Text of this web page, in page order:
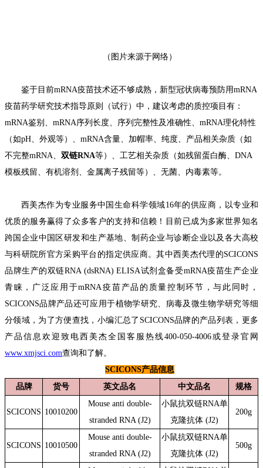
（ 图片来源于网络）
鉴于目前mRNA疫苗技术还不够成熟， 新型冠状病毒预防用mRNA
疫苗药学研究技术指导原则（试行） 中， 建议考虑的质控项目 有 ：
mRNA鉴别、 mRNA序列长度、序列完整性及准确性、 mRNA理化特性
（如pH、外观等）、 mRNA含量、加帽率、纯度、产品相关杂质（如
不完整mRNA、 双链RNA等）、工艺相关杂质（如残留蛋白酶、 DNA
模板残留、有机溶剂、 金属离子残留等）、无菌、内毒素等。
西美杰作为专业服务中国生命科学领域16年的供应商， 以专业和
优质的服务赢得了众多客户的支持和信赖！目前已成为多家世界知名
跨国企业中国区研发和生产基地、制药企业与诊断企业以及各大高校
与科研院所官方采购平台的指定供应商。其中西美杰代理的SCICONS
品牌生产的双链RNA (dsRNA) ELISA试剂盒备受mRNA疫苗生产企业
青睐， 广泛 应 用于mRNA疫苗产品的 质量控制环节 ，与此同时，
SCICONS品牌产品还可应用于植物学研究、病毒及微生物学研究等细
分领域，为了方便查找，小编汇总了 SCICONS品牌的产品列表 ，更多
产品信息欢迎致电西美杰全国客服热线400-050-4006或登录官网
www.xmjsci.com查询和 了解。
SCICONS产品信息
品牌
货号 英文品名 中文品名 规格
SCICONS 10010200
Mouse anti double-
stranded RNA (J2)
小鼠抗双链RNA单
克隆抗体 (J2)
200g
SCICONS 10010500
Mouse anti double-
stranded RNA (J2)
小鼠抗双链RNA单
克隆抗体 (J2)
500g